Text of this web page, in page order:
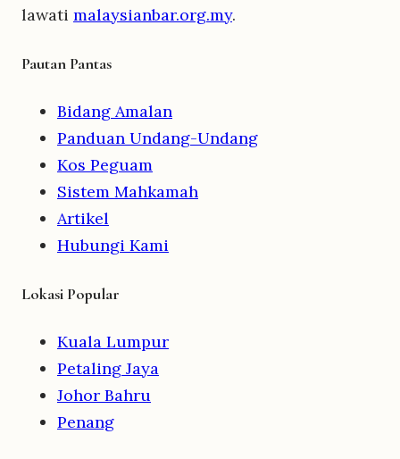
lawati malaysianbar.org.my.
Pautan Pantas
Bidang Amalan
Panduan Undang-Undang
Kos Peguam
Sistem Mahkamah
Artikel
Hubungi Kami
Lokasi Popular
Kuala Lumpur
Petaling Jaya
Johor Bahru
Penang